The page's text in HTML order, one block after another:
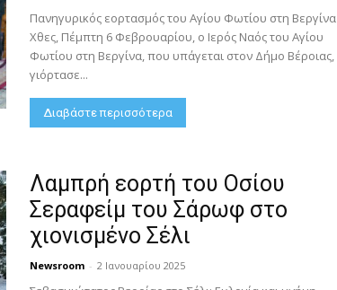
Πανηγυρικός εορτασμός του Αγίου Φωτίου στη Βεργίνα
Χθες, Πέμπτη 6 Φεβρουαρίου, ο Ιερός Ναός του Αγίου
Φωτίου στη Βεργίνα, που υπάγεται στον Δήμο Βέροιας,
γιόρτασε...
Διαβάστε περισσότερα
Λαμπρή εορτή του Οσίου
Σεραφείμ του Σάρωφ στο
χιονισμένο Σέλι
Newsroom - 2 Ιανουαρίου 2025